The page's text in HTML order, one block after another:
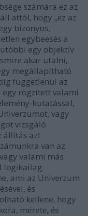
számára ez az
attól, hogy „ez az
bizonyos,
egybeesés a
egy objektív
akar utalni,
megállapítható
függetlenül az
rögzített valami
kutatással,
vagy
vizsgáló
állítás azt
van az
valami más
logikailag
ami az Univerzum
és
kellene, hogy
mérete, és